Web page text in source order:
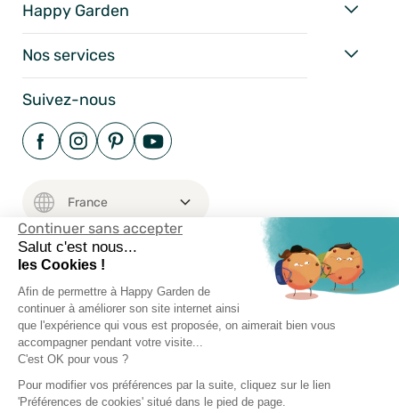
Continuer sans accepter
Salut c'est nous...
les Cookies !
Afin de permettre à Happy Garden de
continuer à améliorer son site internet ainsi
que l'expérience qui vous est proposée, on aimerait bien vous
accompagner pendant votre visite...
C'est OK pour vous ?
Pour modifier vos préférences par la suite, cliquez sur le lien
'Préférences de cookies' situé dans le pied de page.
Happy Garden
Nos services
Suivez-nous
Mentions Légales
Conditions Générales
Vie Privée
Happy-Garden.fr - Allstore SAS Copyright 2024